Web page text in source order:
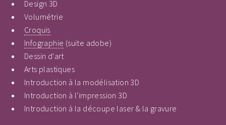
Design 3D
Volumétrie
Croquis
Infographie (suite adobe)
Dessin d'art
Arts plastiques
Introduction à la modélisation 3D
Introduction à l'impression 3D
Introduction à la découpe laser & la gravure